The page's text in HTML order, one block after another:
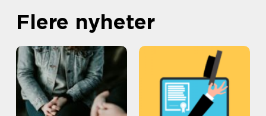
Flere nyheter